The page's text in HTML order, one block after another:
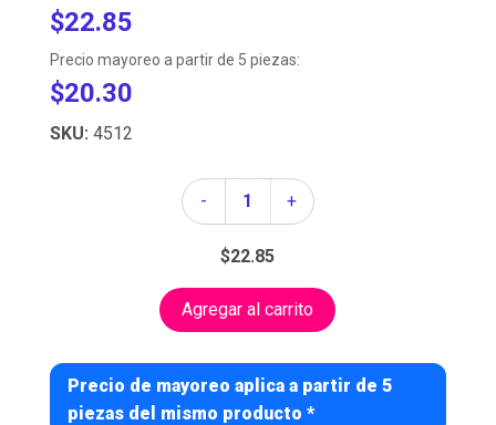
$22.85
Precio mayoreo a partir de 5 piezas:
$20.30
SKU: 4512
-
Cantidad +
$22.85
Agregar al carrito
Precio de mayoreo aplica a partir de 5
piezas del mismo producto *